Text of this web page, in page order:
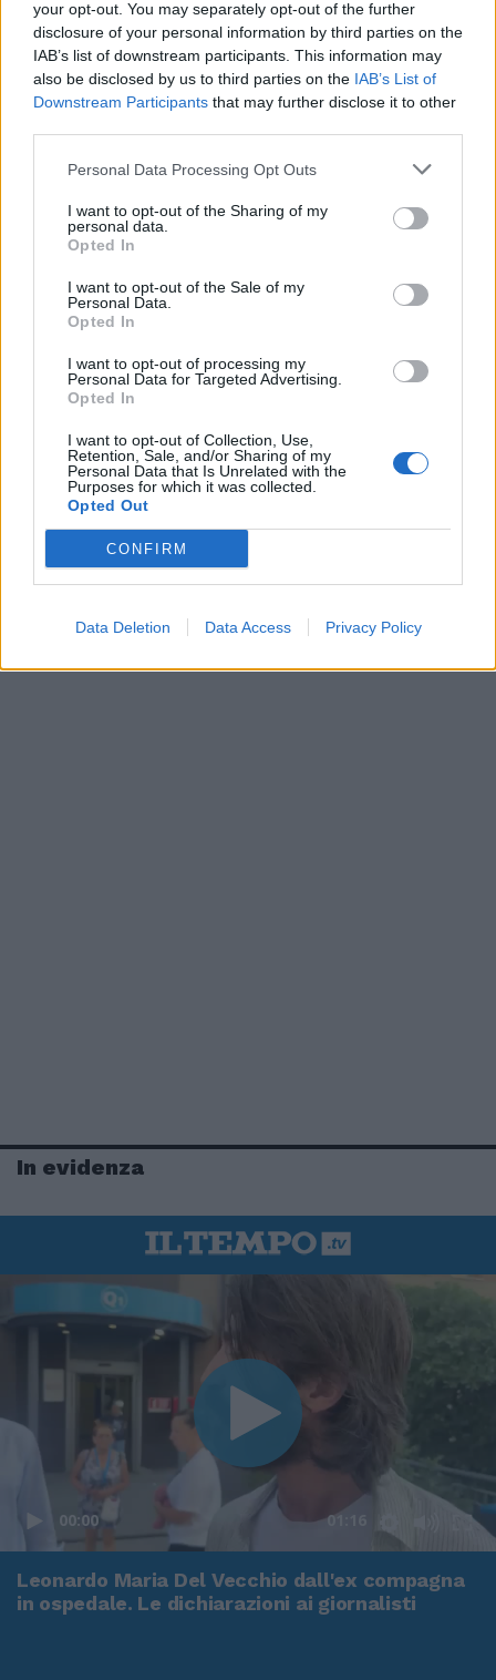
your opt-out. You may separately opt-out of the further
disclosure of your personal information by third parties on the
IAB’s list of downstream participants. This information may
also be disclosed by us to third parties on the IAB’s List of
Downstream Participants that may further disclose it to other
Personal Data Processing Opt Outs
I want to opt-out of the Sharing of my
personal data.
Opted In
I want to opt-out of the Sale of my
Personal Data.
Opted In
I want to opt-out of processing my
Personal Data for Targeted Advertising.
Opted In
I want to opt-out of Collection, Use,
Retention, Sale, and/or Sharing of my
Personal Data that Is Unrelated with the
Purposes for which it was collected.
Opted Out
CONFIRM
Data Deletion Data Access Privacy Policy
uomo molto più legato alle soluzioni
soprattutto in campo economico".
In evidenza
00:00 01:16
Leonardo Maria Del Vecchio dall'ex compagna
in ospedale. Le dichiarazioni ai giornalisti